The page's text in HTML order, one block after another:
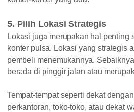
5. Pilih Lokasi Strategis
Lokasi juga merupakan hal penting
konter pulsa. Lokasi yang strategis
pembeli menemukannya.
berada di pinggir jalan atau
Tempat-tempat seperti dekat
perkantoran, toko-toko, atau dekat